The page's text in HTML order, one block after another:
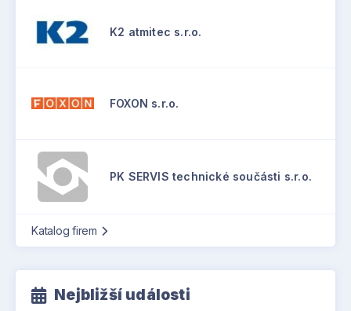
K2 atmitec s.r.o.
FOXON s.r.o.
PK SERVIS technické součásti s.r.o.
Katalog firem
Nejbližší události